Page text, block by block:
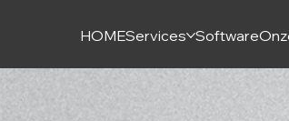
HOMEServices Software